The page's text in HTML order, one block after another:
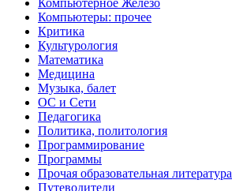
Компьютерное Железо
Компьютеры: прочее
Критика
Культурология
Математика
Медицина
Музыка, балет
ОС и Сети
Педагогика
Политика, политология
Программирование
Программы
Прочая образовательная литература
Путеводители